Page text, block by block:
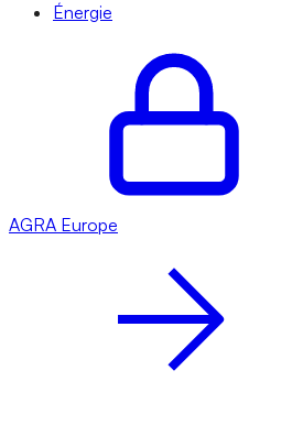
Énergie
AGRA Europe